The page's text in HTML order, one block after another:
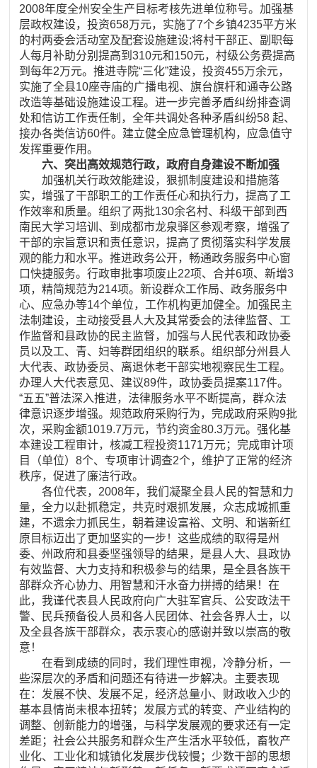
2008年度全州安全生产目标考核先进单位称号。加强基
层政权建设，投资658万元，实施了7个乡镇4235平方米
的村两委会活动室及配套设施建设;将村干部正、副职每
人每月补助分别提高到310元和150元，村级公务费提高
到每年2万元。推进寺院“三化”建设，投资455万余元，
实施了全县10座寺庙的广播电视、旗台旗杆和通寺公路
改造等基础设施建设工程。进一步完善矛盾纠纷排查调
处和信访工作责任制，全年共调处各种矛盾纠纷58 起、
接办各类信访60件。建立健全应急管理机构，应急值守
发挥重要作用。
六、突出高效规范行政，政府自身建设不断加强
加强机关行政效能建设，狠抓制度建设和措施落
实，增强了干部职工的工作责任心和执行力，提高了工
作效率和质量。组织了两批130余名村、科级干部到西
南民大学习培训、到成都市龙泉驿区参观考察，增强了
干部的宗旨意识和责任意识，提高了贯彻落实科学发展
观的能力和水平。推进政务公开，畅通政务服务中心窗
口快捷服务。行政审批事项废止22项、合并6项、新增3
项，精简规范为214项。新设群众工作局、政务服务中
心、应急办等14个单位，工作机构更加健全。加强民主
法制建设，主动接受县人大及其常委会的法律监督、工
作监督和县政协的民主监督，加强与人民代表和政协委
员以及工、青、妇等群团组织的联系。组织部分州县人
大代表、政协委员、离退休老干部实地视察民生工程。
办理人大代表意见、建议89件，政协委员提案117件。
“五五”普法深入推进，法律服务水平不断提高，群众法
律意识逐步增强。规范政府采购行为，完成政府采购9批
次，采购金额1019.7万元，节约资金80.3万元。强化基
本建设工程审计，核减工程投资1171万元；完成审计项
目（单位）8个、专项审计调查2个，维护了正常的经济
秩序，促进了廉洁行政。
各位代表，2008年，我们凝聚全县人民的智慧和力
量，全力以赴抓稳定，共克时艰抓发展，众志成城抓重
建，不遗余力抓民生，朝着建设富裕、文明、和谐新红
原目标迈出了更加坚实的一步！这些成绩的取得是州
委、州政府和县委坚强领导的结果，是县人大、县政协
有效监督、大力支持和积极参与的结果，是全县各族干
部群众齐心协力、用智慧和汗水奋力拼搏的结果！在
此，我谨代表县人民政府向广大驻军官兵、公安政法干
警、民兵预备役人员和各人民团体、社会各界人士，以
及全县各族干部群众，表示衷心的感谢并致以崇高的敬
意！
在看到成绩的同时，我们理性审视，冷静分析，一
些深层次的矛盾和问题还有待进一步解决。主要表现
在：发展不快、发展不足，经济总量小、财政收入少的
基本县情尚未根本扭转；发展方式的转变、产业结构的
调整、创新能力的增强，与科学发展观的要求还有一定
差距；社会公共服务和群众生产生活水平较低，畜牧产
业化、工业化和城镇化发展步伐较慢；少数干部的思想